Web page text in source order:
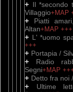
+ Il *secondo
Villaggio+MAP
+ Piatti
Altan+MAP +++
+ L' *uomo
+++
+ Portapia /
+ Radio
Segni+MAP
+ Detto fra noi
+
Ultime